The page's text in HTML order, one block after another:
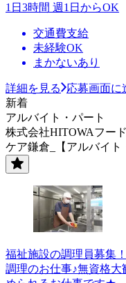
1日3時間 週1日からOK
交通費支給
未経験OK
まかないあり
詳細を見る
応募画面に
新着
アルバイト・パート
株式会社HITOWAフー
ケア鎌倉_【アルバイト
福祉施設の調理員募集
調理のお仕事♪無資格